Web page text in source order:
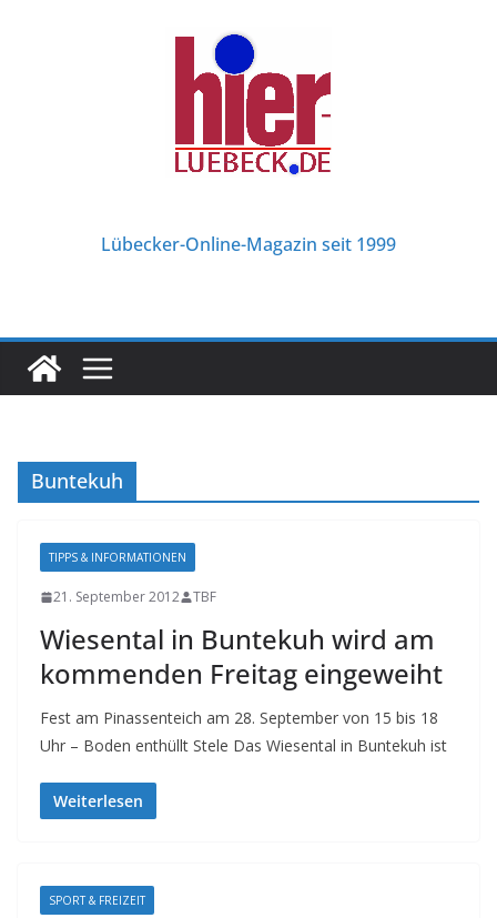
Lübecker-Online-Magazin seit 1999
Buntekuh
TIPPS & INFORMATIONEN
21. September 2012 TBF
Wiesental in Buntekuh wird am
kommenden Freitag eingeweiht
Fest am Pinassenteich am 28. September von 15 bis 18
Uhr – Boden enthüllt Stele Das Wiesental in Buntekuh ist
Weiterlesen
SPORT & FREIZEIT